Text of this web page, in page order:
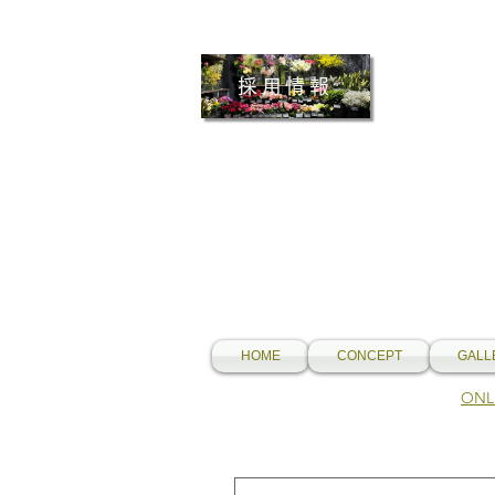
採用情報
HOME CONCEPT